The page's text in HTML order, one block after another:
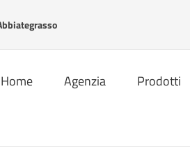
Home Agenzia Prodotti